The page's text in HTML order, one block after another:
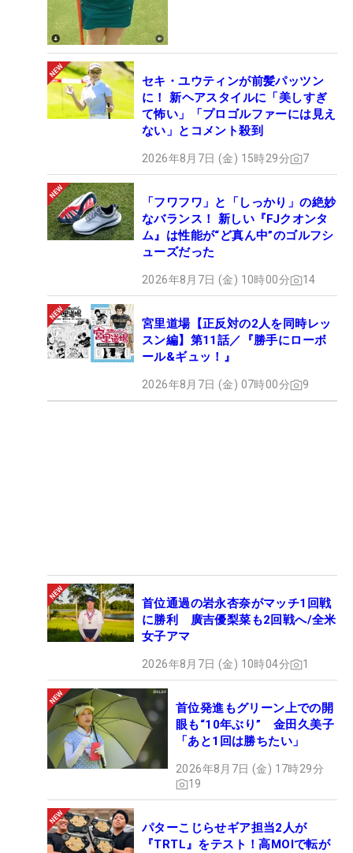
セキ・ユウティンが前髪パッツン
に！ 新ヘアスタイルに「美しすぎ
て怖い」「プロゴルファーには見え
ない」とコメント殺到
2026年8月7日 (金) 15時29分 7
「フワフワ」と「しっかり」の絶妙
なバランス！ 新しい『FJクオンタ
ム』は性能が“ど真ん中”のゴルフシ
ューズだった
2026年8月7日 (金) 10時00分 14
宮里道場【正反対の2人を同時レッ
スン編】第11話／『勝手にローボ
ール&ギュッ！』
2026年8月7日 (金) 07時00分 9
首位通過の岩永杏奈がマッチ1回戦
に勝利 廣吉優梨菜も2回戦へ/全米
女子アマ
2026年8月7日 (金) 10時04分 1
首位発進もグリーン上での開
眼も“10年ぶり” 金田久美子
「あと1回は勝ちたい」
2026年8月7日 (金) 17時29分
19
パターこじらせギア担当2人が
『TRTL』をテスト！高MOIで転が